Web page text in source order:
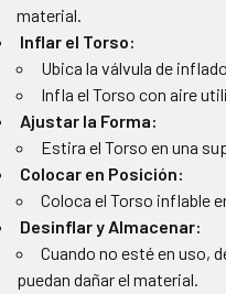
material.
Inflar el Torso:
Ubica la válvula de
Infla el Torso con aire
Ajustar la Forma:
Estira el Torso en una
Colocar en Posición:
Coloca el Torso inflable
Desinflar y Almacenar:
Cuando no esté en uso,
puedan dañar el material.